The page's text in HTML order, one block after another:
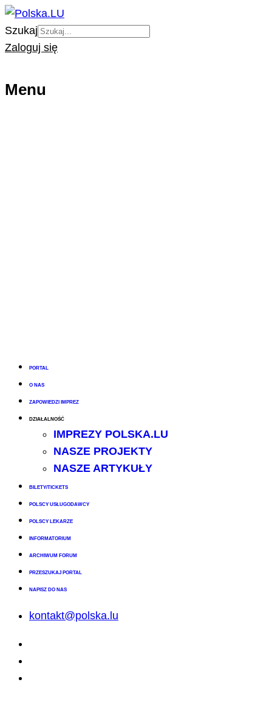
Szukaj
Zaloguj się
Menu
PORTAL
O NAS
ZAPOWIEDZI IMPREZ
DZIAŁALNOŚĆ
IMPREZY POLSKA.LU
NASZE PROJEKTY
NASZE ARTYKUŁY
BILETY/TICKETS
POLSCY USŁUGODAWCY
POLSCY LEKARZE
INFORMATORIUM
ARCHIWUM FORUM
PRZESZUKAJ PORTAL
NAPISZ DO NAS
kontakt@polska.lu